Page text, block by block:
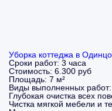
Уборка коттеджа в
Сроки работ: 3 часа
Стоимость: 6.300 руб
Площадь: 7 м²
Виды выполненных работ:
Глубокая очистка всех
Чистка мягкой мебели и